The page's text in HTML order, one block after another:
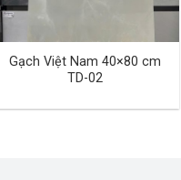
Gạch Việt Nam 40×80 cm
TD-02